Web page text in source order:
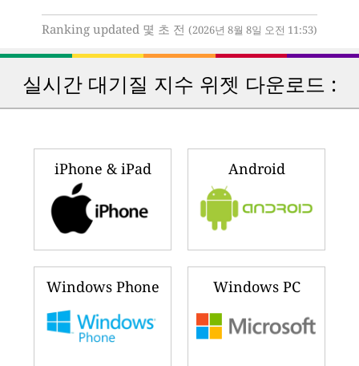
Ranking updated 몇 초 전 (2026년 8월 8일 오전 11:53)
실시간 대기질 지수 위젯 다운로드 :
iPhone & iPad Android
Windows Phone Windows PC